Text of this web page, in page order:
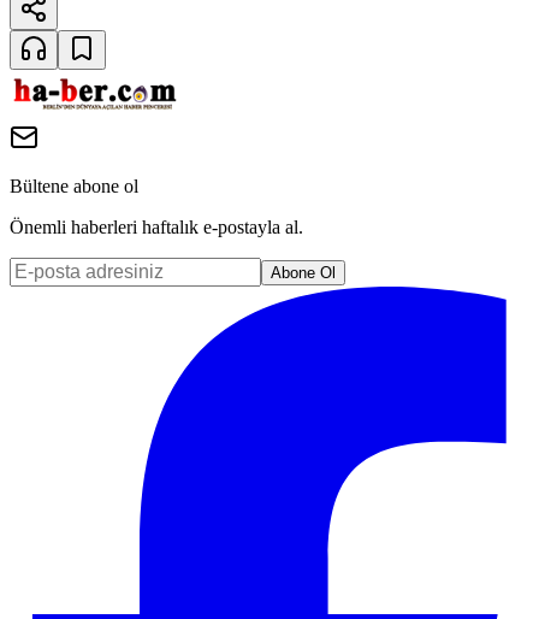
Bültene abone ol
Önemli haberleri haftalık e-postayla al.
Abone Ol